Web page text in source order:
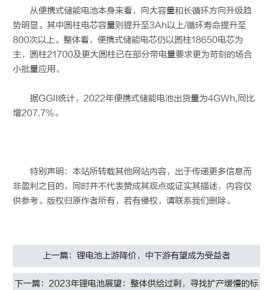
从便携式储能电池本身来看，向大容量和长循环方向升级趋
势明显。其中圆柱电芯容量则提升至3Ah以上/循环寿命提升至
800次以上。整体看，便携式储能电芯仍以圆柱18650电芯为
主，圆柱21700及更大圆柱已在部分带电量要求更为苛刻的场合
小批量应用。
据GGII统计，2022年便携式储能电池出货量为4GWh,同比
增207.7%。
特别声明：本站所转载其他网站内容，出于传递更多信息而
非盈利之目的，同时并不代表赞成其观点或证实其描述，内容仅
供参考。版权归原作者所有，若有侵权，请联系我们删除。
上一篇：锂电池上游降价，中下游有望成为受益者
下一篇：2023年锂电池展望：整体供给过剩，寻找扩产缓慢的标